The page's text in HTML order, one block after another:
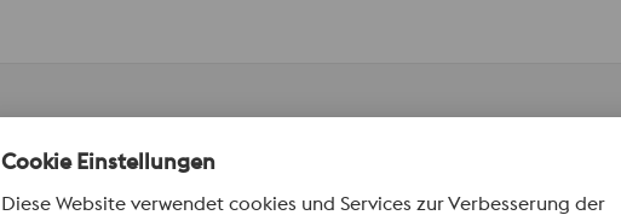
LNG, FGD, Harnsäure, LDPE, etc.)